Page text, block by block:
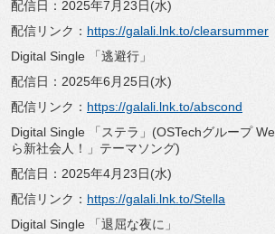
配信日：2025年7月23日(水)
配信リンク： https://galali.lnk.to/clearsummer
Digital Single 「逃避行」
配信日：2025年6月25日(水)
配信リンク： https://galali.lnk.to/abscond
Digital Single 「ステラ」(OSTechグループ
ら新社会人！」テーマソング)
配信日：2025年4月23日(水)
配信リンク： https://galali.lnk.to/Stella
Digital Single 「退屈な夜に」